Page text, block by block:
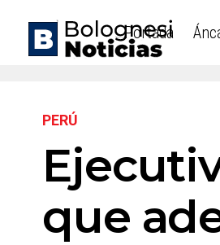
Portada
PERÚ
que